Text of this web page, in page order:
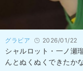
グラビア 2026/01/22
シャルロット・一ノ瀬
んとぬくぬくできたか